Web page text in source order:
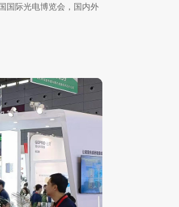
国际光电博览会，国内外